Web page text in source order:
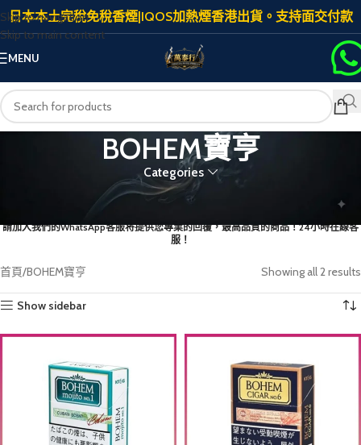
Skip to navigation
Skip to main content
日本本土完稅免稅香煙|IQOS加熱煙香港出貨。支持面交付款
MENU
BOHEM寶亨
Categories
首次下單添加客服
請加入我們的WhatsApp客服将提供您專業的回覆，最高品質的商品！24小時在線客
服！
首頁 BOHEM寶亨 Showing all 2 results
Show sidebar